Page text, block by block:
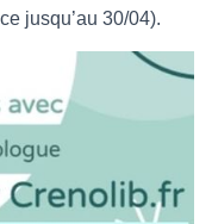
jusqu’au 30/04).